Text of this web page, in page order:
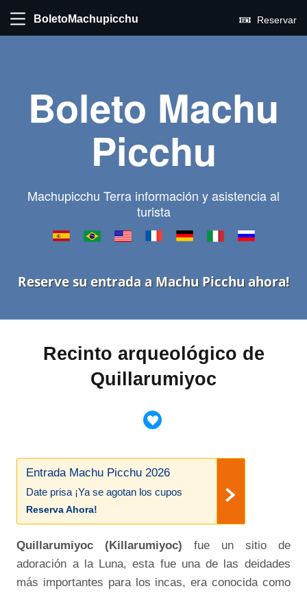
BoletoMachupicchu Reservar
Boleto Machu
Picchu
Machupicchu Terra información y asistencia al
turista
Reserve su entrada a Machu Picchu ahora!
Recinto arqueológico de
Quillarumiyoc
Entrada Machu Picchu 2026
Date prisa ¡Ya se agotan los cupos
Reserva Ahora!
Quillarumiyoc (Killarumiyoc) fue un sitio de
adoración a la Luna, esta fue una de las deidades
más importantes para los incas, era conocida como